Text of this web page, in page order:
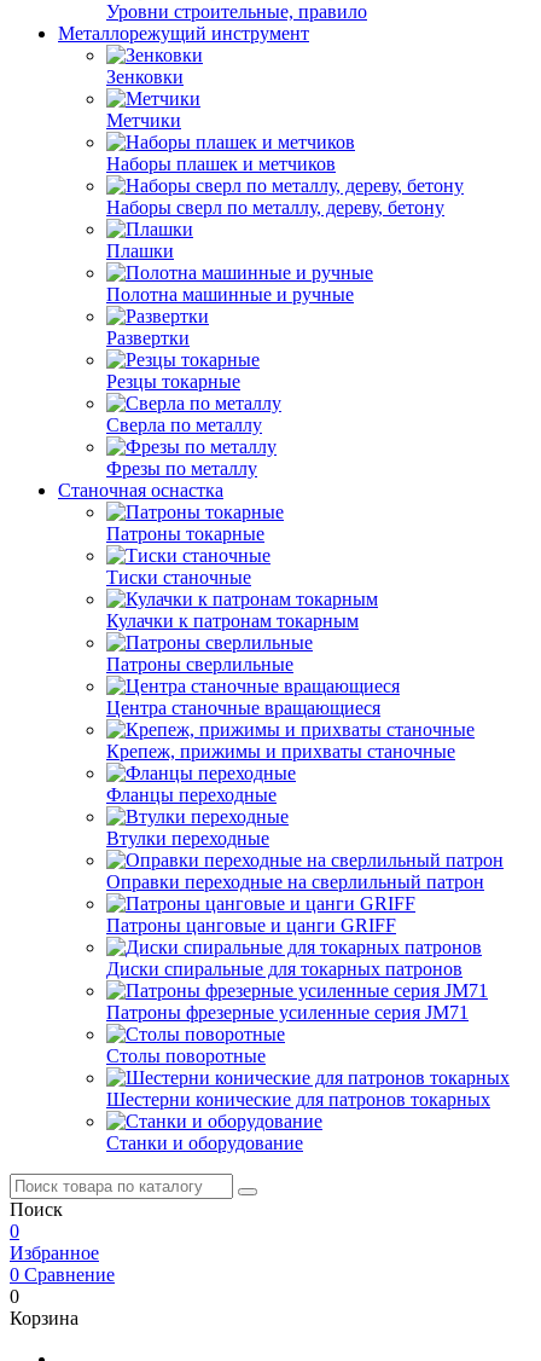
Уровни строительные, правило
Металлорежущий инструмент
Зенковки
Метчики
Наборы плашек и метчиков
Наборы сверл по металлу, дереву, бетону
Плашки
Полотна машинные и ручные
Развертки
Резцы токарные
Сверла по металлу
Фрезы по металлу
Станочная оснастка
Патроны токарные
Тиски станочные
Кулачки к патронам токарным
Патроны сверлильные
Центра станочные вращающиеся
Крепеж, прижимы и прихваты станочные
Фланцы переходные
Втулки переходные
Оправки переходные на сверлильный патрон
Патроны цанговые и цанги GRIFF
Диски спиральные для токарных патронов
Патроны фрезерные усиленные серия JM71
Столы поворотные
Шестерни конические для патронов токарных
Станки и оборудование
Поиск
0
Избранное
0 Сравнение
0
Корзина